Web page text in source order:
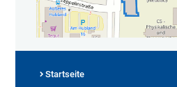
Startseite